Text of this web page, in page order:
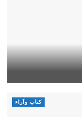
كتاب وآراء